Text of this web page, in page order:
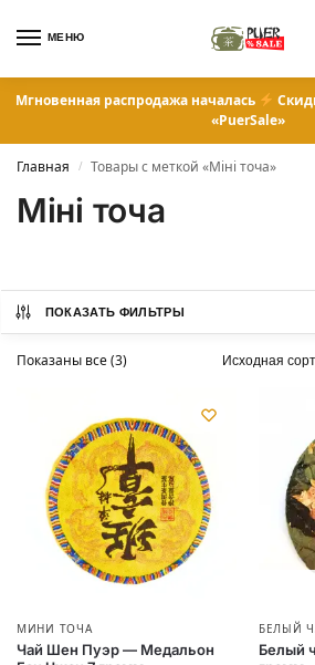
МЕНЮ
Мгновенная распродажа началась
«PuerSale»
Главная / Товары с меткой «Міні точа»
Міні точа
ПОКАЗАТЬ ФИЛЬТРЫ
Показаны все (3)
МИНИ ТОЧА
Чай Шен Пуэр — Медальон
БЕЛЫЙ
Белый